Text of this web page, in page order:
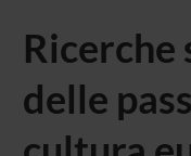
Ricerche
delle